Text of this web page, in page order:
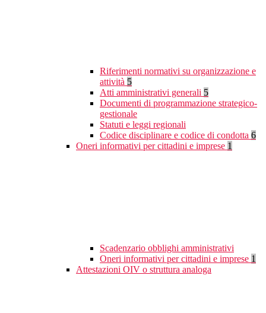
Riferimenti normativi su organizzazione e
attività 5
Atti amministrativi generali 5
Documenti di programmazione strategico-
gestionale
Statuti e leggi regionali
Codice disciplinare e codice di condotta 6
Oneri informativi per cittadini e imprese 1
Scadenzario obblighi amministrativi
Oneri informativi per cittadini e imprese 1
Attestazioni OIV o struttura analoga